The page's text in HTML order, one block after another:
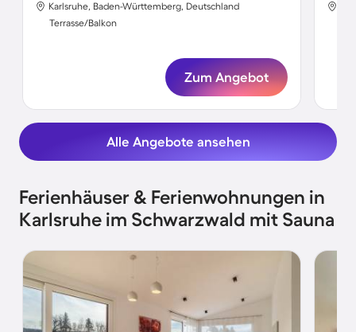
Karlsruhe, Baden-Württemberg, Deutschland
Terrasse/Balkon
Zum Angebot
Alle Angebote ansehen
Ferienhäuser & Ferienwohnungen in
Karlsruhe im Schwarzwald mit Sauna